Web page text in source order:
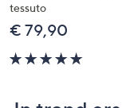
tessuto
€ 79,90